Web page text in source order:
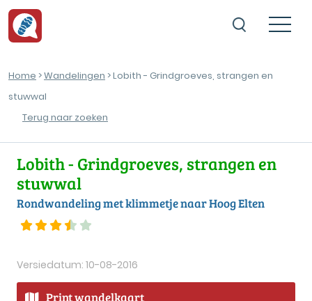
Home >Wandelingen > Lobith - Grindgroeves, strangen en
stuwwal
Terug naar zoeken
Lobith - Grindgroeves, strangen en
stuwwal
Rondwandeling met klimmetje naar Hoog Elten
Versiedatum: 10-08-2016
Print wandelkaart